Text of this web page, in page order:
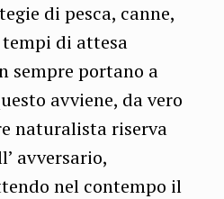
di pesca, canne,
di attesa
sempre portano a
avviene, da vero
naturalista riserva
avversario,
nel contempo il